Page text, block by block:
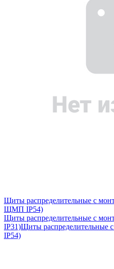
Щиты распределительные с
ЩМП IP54)
Щиты распределительные с
IP31)Щиты
IP54)